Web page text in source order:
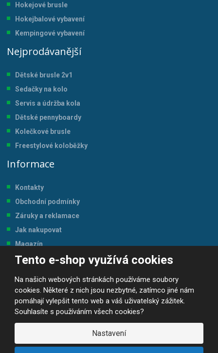
Tento e-shop využívá cookies
Na našich webových stránkách používáme soubory
cookies. Některé z nich jsou nezbytné, zatímco jiné nám
pomáhají vylepšit tento web a váš uživatelský zážitek.
Souhlasíte s používáním všech cookies?
Nastavení
Hokejové brusle
Hokejbalové vybavení
Kempingové vybavení
Nejprodávanější
Dětské brusle 2v1
Sedačky na kolo
Servis a údržba kola
Dětské pennyboardy
Kolečkové brusle
Freestylové koloběžky
Informace
Kontakty
Obchodní podmínky
Záruky a reklamace
Jak nakupovat
Magazín
Tabulka velikostí
© 2026, JP-SPORT.CZ SPORTOVNÍ POTŘEBY
Prohlášení o přístupnosti |Mapa stránek ||GDPR
VYROBILA
R